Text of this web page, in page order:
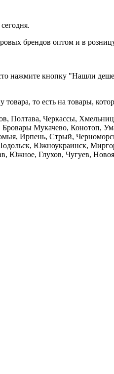
брендов оптом и в
нажмите кнопку "Нашли
то есть на товары,
Полтава, Черкассы,
Мукачево, Конотоп,
Ирпень, Стрый,
Южноукраинск,
Южное, Глухов, Чугуев,